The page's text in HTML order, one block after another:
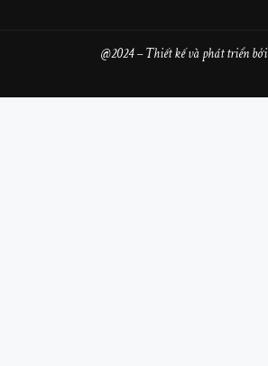
@2024 – Thiết kế và phát triển bởi